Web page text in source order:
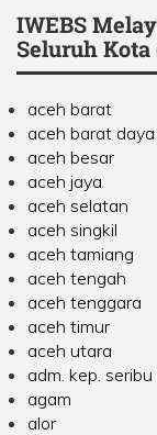
IWEBS
Seluruh
aceh barat
aceh barat daya
aceh besar
aceh jaya
aceh selatan
aceh singkil
aceh tamiang
aceh tengah
aceh tenggara
aceh timur
aceh utara
adm. kep. seribu
agam
alor